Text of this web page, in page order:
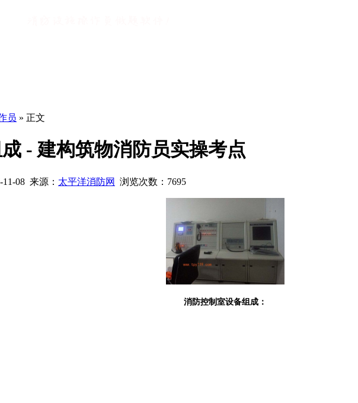
员 » 正文
- 建构筑物消防员实操考点
08 来源： 太平洋消防网 浏览次数： 7695
消防控制室设备组成：